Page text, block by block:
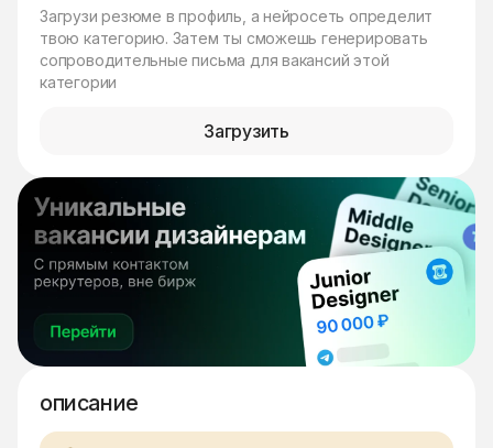
Загрузи резюме в профиль, а нейросеть определит
твою категорию. Затем ты сможешь генерировать
сопроводительные письма для вакансий этой
категории
Загрузить
описание